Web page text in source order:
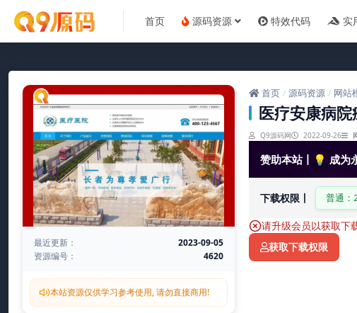
首页 源码资源 特效代码 实
最近更新：
2023-09-05
资源编号：
4620
本站资源仅供学习参考使用, 请勿直接商用!
首页 / 源码资源 / 网站
医疗安康病
Q9源码网 2022-09-26
赞助本站丨💡 成为
下载权限丨 普通：
请升级会员以获取下
获取下载权限